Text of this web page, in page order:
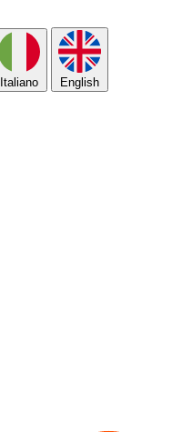
Italiano English